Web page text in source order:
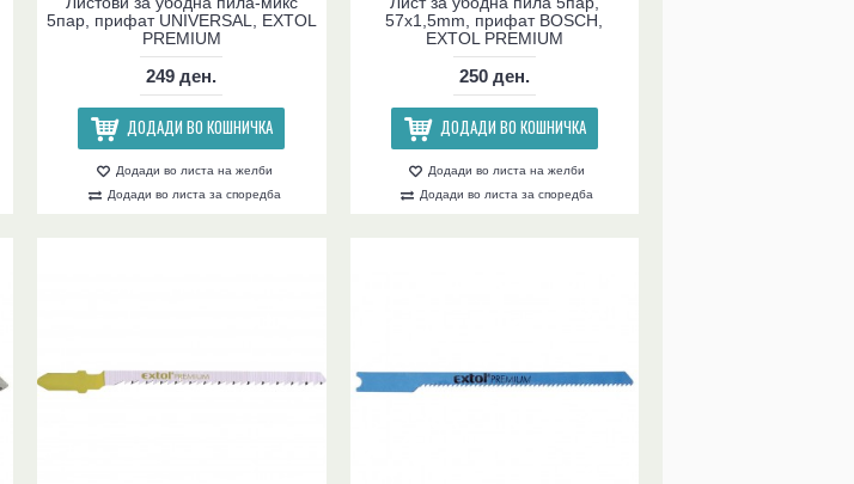
5пар, прифат UNIVERSAL, EXTOL
PREMIUM
249 ден.
ДОДАДИ ВО КОШНИЧКА
Додади во листа на желби
Додади во листа за споредба
57x1,5mm, прифат BOSCH,
EXTOL PREMIUM
250 ден.
ДОДАДИ ВО КОШНИЧКА
Додади во листа на желби
Додади во листа за споредба